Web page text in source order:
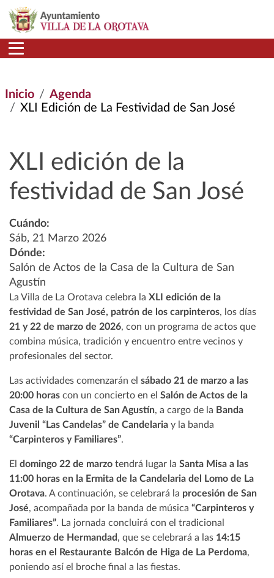
Pasar al contenido principal
Inicio
Agenda
XLI Edición de La Festividad de San José
XLI edición de la
festividad de San José
Cuándo:
Sáb, 21 Marzo 2026
Dónde:
Salón de Actos de la Casa de la Cultura de San
Agustín
La Villa de La Orotava celebra la XLI edición de la
festividad de San José, patrón de los carpinteros, los días
21 y 22 de marzo de 2026, con un programa de actos que
combina música, tradición y encuentro entre vecinos y
profesionales del sector.
Las actividades comenzarán el sábado 21 de marzo a las
20:00 horas con un concierto en el Salón de Actos de la
Casa de la Cultura de San Agustín, a cargo de la Banda
Juvenil “Las Candelas” de Candelaria y la banda
“Carpinteros y Familiares”.
El domingo 22 de marzo tendrá lugar la Santa Misa a las
11:00 horas en la Ermita de la Candelaria del Lomo de La
Orotava. A continuación, se celebrará la procesión de San
José, acompañada por la banda de música “Carpinteros y
Familiares”. La jornada concluirá con el tradicional
Almuerzo de Hermandad , que se celebrará a las 14:15
horas en el Restaurante Balcón de Higa de La Perdoma,
poniendo así el broche final a las fiestas.